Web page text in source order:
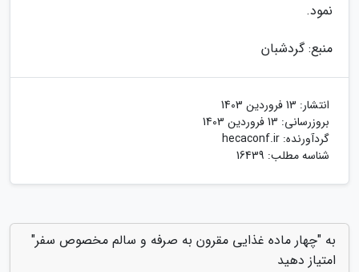
نمود.
منبع: گردشبان
انتشار: 13 فروردین 1403
بروزرسانی: 13 فروردین 1403
گردآورنده: hecaconf.ir
شناسه مطلب: 16439
به "چهار ماده غذایی مقرون به صرفه و سالم مخصوص سفر"
امتیاز دهید